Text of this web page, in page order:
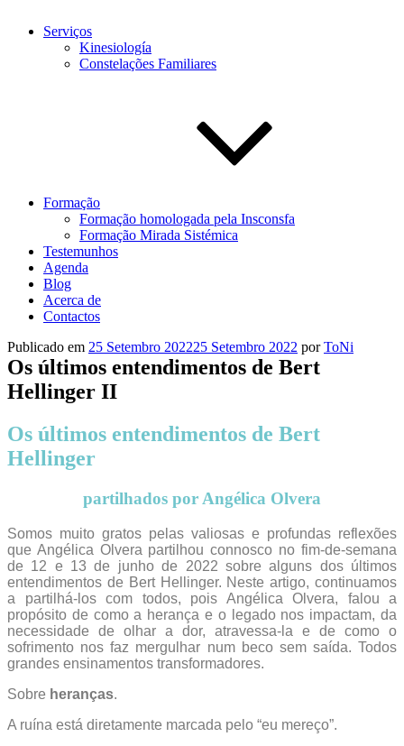
Serviços
Kinesiología
Constelações Familiares
Formação
Formação homologada pela Insconsfa
Formação Mirada Sistémica
Testemunhos
Agenda
Blog
Acerca de
Contactos
Publicado em 25 Setembro 202225 Setembro 2022 porToNi
Os últimos entendimentos de Bert
Hellinger II
Os últimos entendimentos de Bert
Hellinger
partilhados por Angélica Olvera
Somos muito gratos pelas valiosas e profundas reflexões
que Angélica Olvera partilhou connosco no fim-de-semana
de 12 e 13 de junho de 2022 sobre alguns dos últimos
entendimentos de Bert Hellinger. Neste artigo, continuamos
a partilhá-los com todos, pois Angélica Olvera, falou a
propósito de como a herança e o legado nos impactam, da
necessidade de olhar a dor, atravessa-la e de como o
sofrimento nos faz mergulhar num beco sem saída. Todos
grandes ensinamentos transformadores.
Sobre heranças.
A ruína está diretamente marcada pelo “eu mereço”.